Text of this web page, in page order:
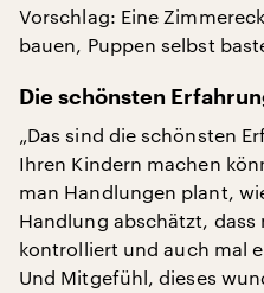
Vorschlag: Eine
bauen, Puppen selbst
Die schönsten
„Das sind die schönsten
Ihren Kindern machen
man Handlungen plant,
Handlung abschätzt, dass
kontrolliert und auch mal
Und Mitgefühl, dieses